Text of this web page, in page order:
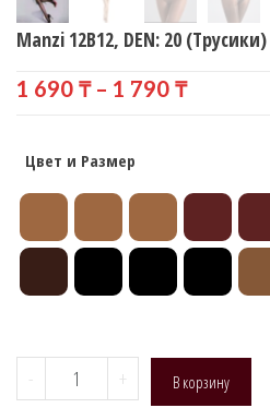
Manzi 12B12, DEN: 20 (Трусики)
1 690 ₸ – 1 790 ₸Диапазон
цен:
Цвет и Размер
-
Количество
товара
+ В корзину